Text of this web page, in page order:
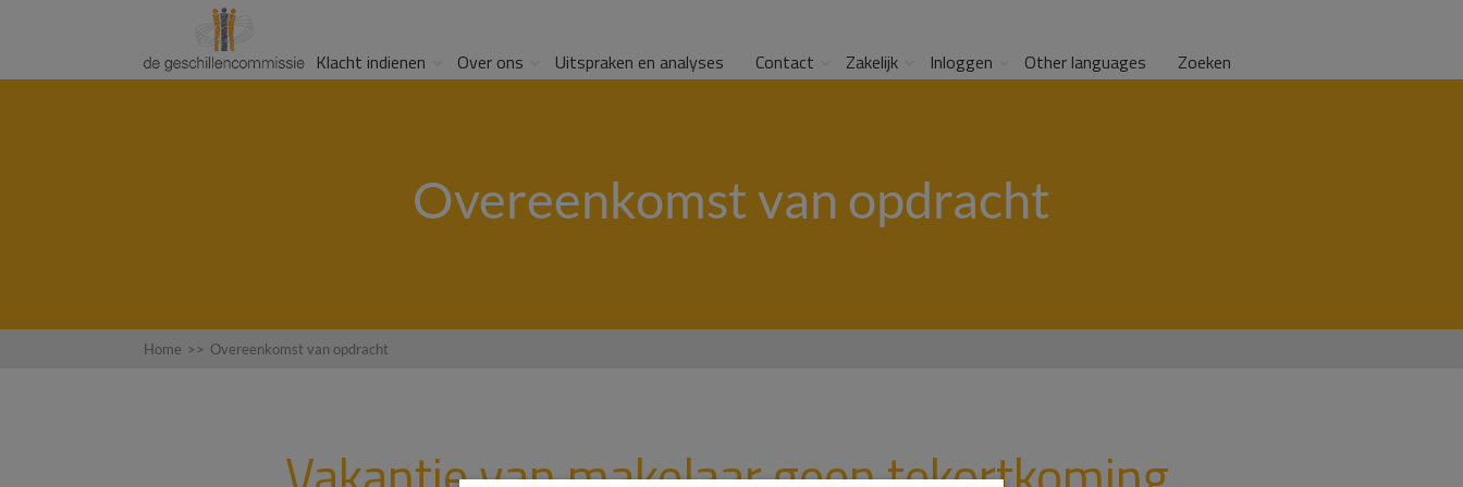
Klacht indienen Over ons Uitspraken en analyses Contact Zakelijk Inloggen Other languages Zoeken
Overeenkomst van opdracht
Home >> Overeenkomst van opdracht